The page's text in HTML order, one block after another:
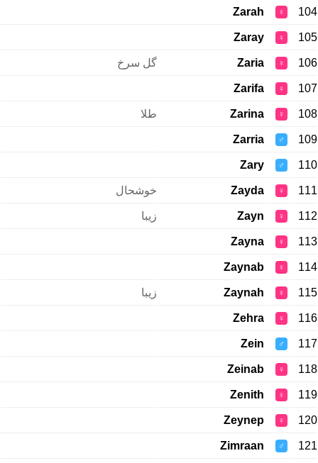
104
♀
Zarah
105
♀
Zaray
106
♀
Zaria گل سرخ
107
♀
Zarifa
108
♀
Zarina طلا
109
♂
Zarria
110
♂
Zary
111
♀
Zayda خوشحال
112
♀
Zayn زیبا
113
♀
Zayna
114
♀
Zaynab
115
♀
Zaynah زیبا
116
♀
Zehra
117
♂
Zein
118
♀
Zeinab
119
♀
Zenith
120
♀
Zeynep
121
♂
Zimraan